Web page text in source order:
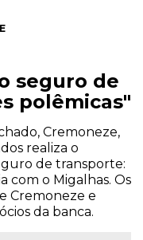
seguro de
polêmicas"
Cremoneze,
realiza o
de transporte:
com o Migalhas. Os
Cremoneze e
da banca.